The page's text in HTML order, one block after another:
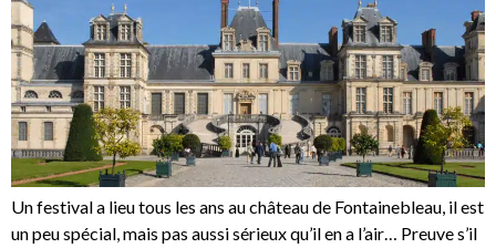
Un festival a lieu tous les ans au château de Fontainebleau, il est
un peu spécial, mais pas aussi sérieux qu’il en a l’air… Preuve s’il